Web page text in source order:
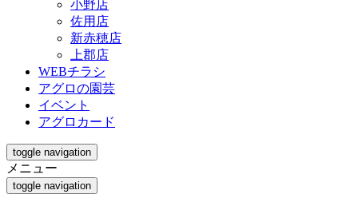
小野店
佐用店
新赤穂店
上郡店
WEBチラシ
アグロの園芸
イベント
アグロカード
toggle navigation
メニュー
toggle navigation